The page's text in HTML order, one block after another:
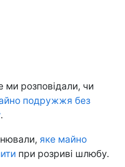
ми розповідали, чи
подружжя без
.
яке майно
при розриві шлюбу.